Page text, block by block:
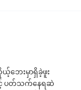
ဘေးမှာရှိခဲ့ဖူး
င့် ပတ်သက်နေရဆဲ